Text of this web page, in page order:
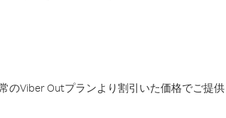
Viber Outプランより割引いた価格でご提供